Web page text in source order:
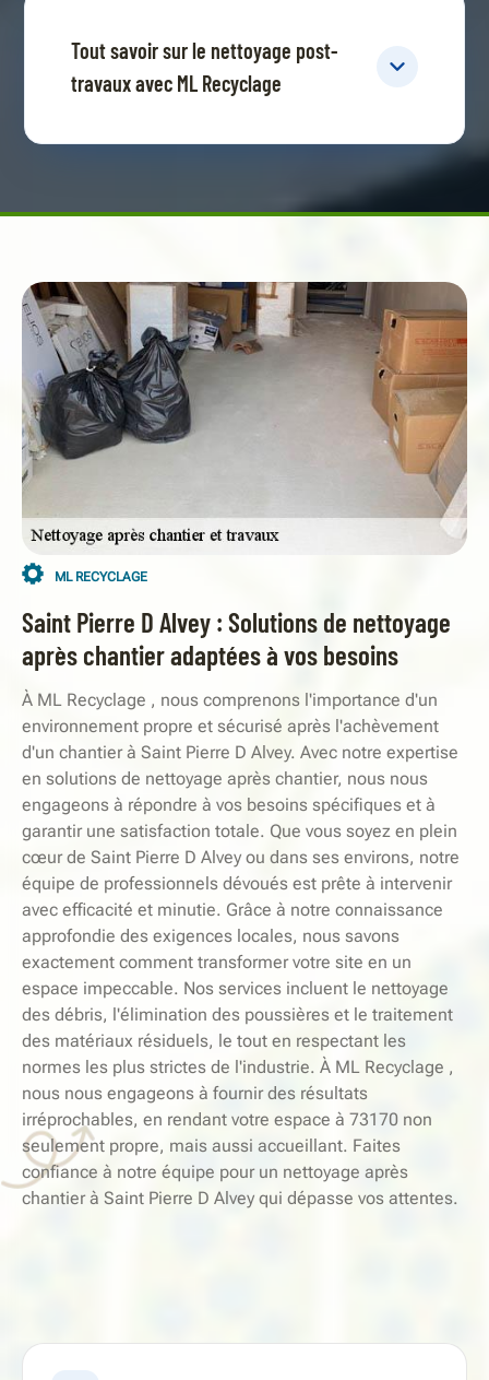
Tout savoir sur le nettoyage post-
travaux avec ML Recyclage
ML RECYCLAGE
Saint Pierre D Alvey : Solutions de nettoyage
après chantier adaptées à vos besoins
À ML Recyclage , nous comprenons l'importance d'un
environnement propre et sécurisé après l'achèvement
d'un chantier à Saint Pierre D Alvey. Avec notre expertise
en solutions de nettoyage après chantier, nous nous
engageons à répondre à vos besoins spécifiques et à
garantir une satisfaction totale. Que vous soyez en plein
cœur de Saint Pierre D Alvey ou dans ses environs, notre
équipe de professionnels dévoués est prête à intervenir
avec efficacité et minutie. Grâce à notre connaissance
approfondie des exigences locales, nous savons
exactement comment transformer votre site en un
espace impeccable. Nos services incluent le nettoyage
des débris, l'élimination des poussières et le traitement
des matériaux résiduels, le tout en respectant les
normes les plus strictes de l'industrie. À ML Recyclage ,
nous nous engageons à fournir des résultats
irréprochables, en rendant votre espace à 73170 non
seulement propre, mais aussi accueillant. Faites
confiance à notre équipe pour un nettoyage après
chantier à Saint Pierre D Alvey qui dépasse vos attentes.